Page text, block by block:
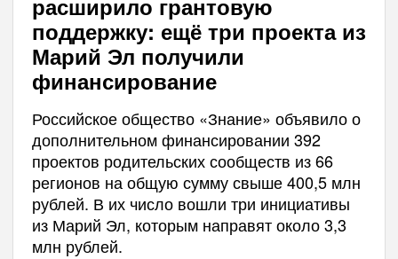
расширило грантовую
поддержку: ещё три проекта из
Марий Эл получили
финансирование
Российское общество «Знание» объявило о
дополнительном финансировании 392
проектов родительских сообществ из 66
регионов на общую сумму свыше 400,5 млн
рублей. В их число вошли три инициативы
из Марий Эл, которым направят около 3,3
млн рублей.